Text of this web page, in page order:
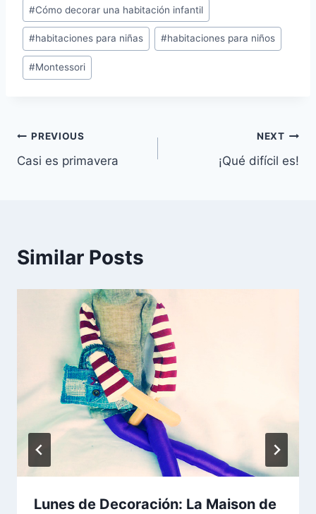
#Cómo decorar una habitación infantil
#habitaciones para niñas #habitaciones para niños
#Montessori
Navegación
de
PREVIOUS
Casi es primavera
NEXT
¡Qué difícil es!
Similar Posts
Lunes de Decoración: La Maison de